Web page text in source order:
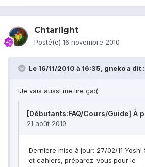
Chtarlight
Posté(e) 16 novembre 2010
Le 16/11/2010 à 16:35, gneko a dit :
lJe vais aussi me lire ça:(